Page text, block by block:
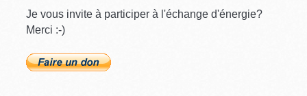
Je vous invite à participer à l'échange d'énergie?
Merci :-)